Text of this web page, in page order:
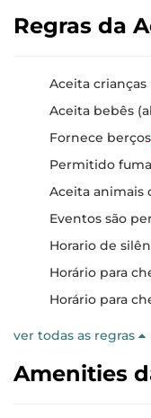
Regras da
Aceita crianças
Aceita bebês
Fornece berços
Permitido
Aceita animais
Eventos são
Horario de
Horário para
Horário para
ver todas as regras
Amenities